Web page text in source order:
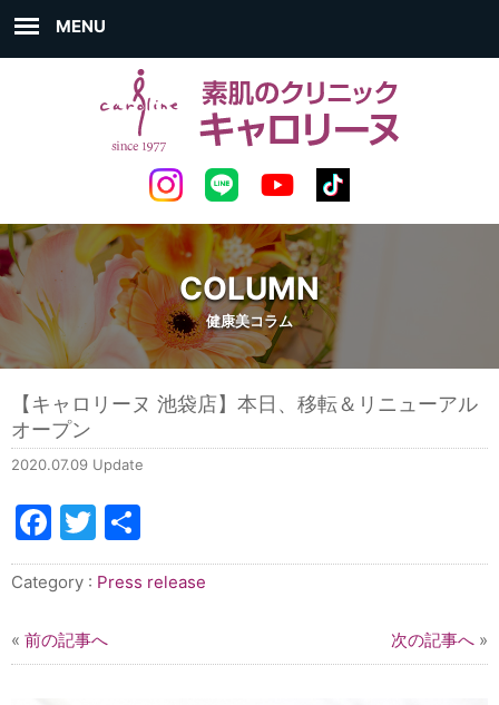
MENU
COLUMN
健康美コラム
【キャロリーヌ 池袋店】本日、移転＆リニューアル
オープン
2020.07.09 Update
Facebook
Twitter
有
Category : Press release
« 前の記事へ 次の記事へ »